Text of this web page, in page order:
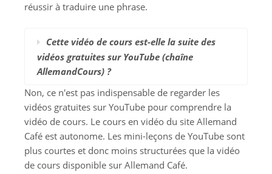
réussir à traduire une phrase.
Cette vidéo de cours est-elle la suite des
vidéos gratuites sur YouTube (chaîne
AllemandCours) ?
Non, ce n'est pas indispensable de regarder les
vidéos gratuites sur YouTube pour comprendre la
vidéo de cours. Le cours en vidéo du site Allemand
Café est autonome. Les mini-leçons de YouTube sont
plus courtes et donc moins structurées que la vidéo
de cours disponible sur Allemand Café.